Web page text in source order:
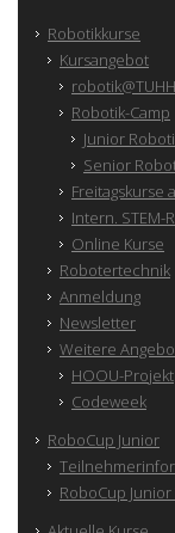
Robotikkurse
Kursangebot
Robotik-Camp
Junior
Senior
Freitagskurse
Intern. STEM-
Online Kurse
Robotertechnik
Anmeldung
Newsletter
Weitere
HOOU-Projekt
Codeweek
RoboCup Junior
RoboCup